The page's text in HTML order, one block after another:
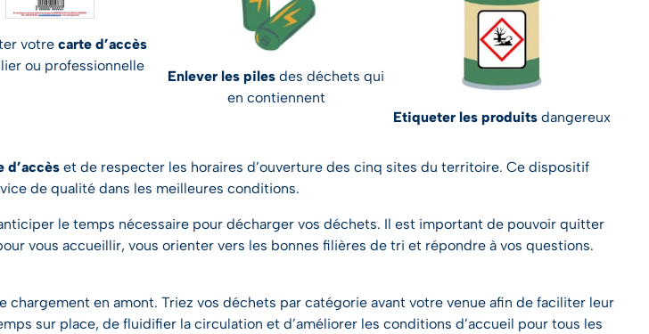
votre carte d’accès
ou professionnelle
Enlever les piles des déchets qui
en contiennent
Etiqueter les produits dangereux
d’accès et de respecter les horaires d’ouverture des cinq sites du territoire. Ce dispositif
de qualité dans les meilleures conditions.
le temps nécessaire pour décharger vos déchets. Il est important de pouvoir quitter
vous accueillir, vous orienter vers les bonnes filières de tri et répondre à vos questions.
en amont. Triez vos déchets par catégorie avant votre venue afin de faciliter leur
sur place, de fluidifier la circulation et d’améliorer les conditions d’accueil pour tous les